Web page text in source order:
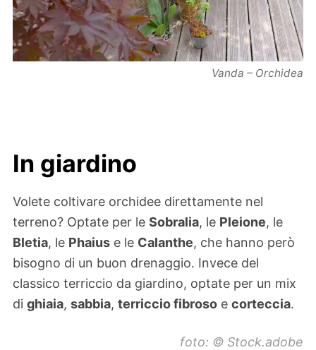
Vanda – Orchidea
In giardino
Volete coltivare orchidee direttamente nel
terreno? Optate per le Sobralia, le Pleione, le
Bletia, le Phaius e le Calanthe, che hanno però
bisogno di un buon drenaggio. Invece del
classico terriccio da giardino, optate per un mix
di ghiaia, sabbia, terriccio fibroso e corteccia.
foto: © Stock.adobe